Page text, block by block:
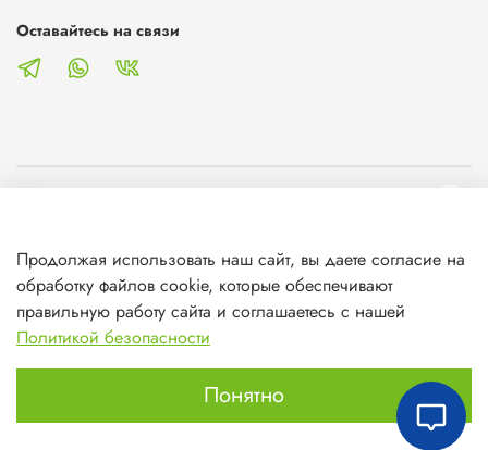
Клиентам
Информация
Оставайтесь на связи
Профиль
Продолжая использовать наш сайт, вы даете согласие на
обработку файлов cookie, которые обеспечивают
правильную работу сайта и соглашаетесь с нашей
Политикой безопасности
Понятно